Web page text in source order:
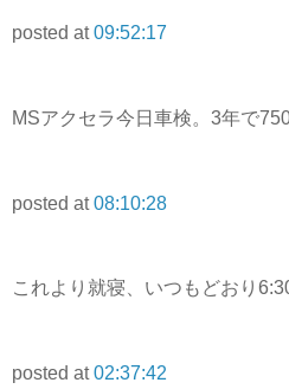
posted at09:52:17
MSアクセラ今日車検。3年で
posted at08:10:28
これより就寝、いつもどおり
posted at02:37:42